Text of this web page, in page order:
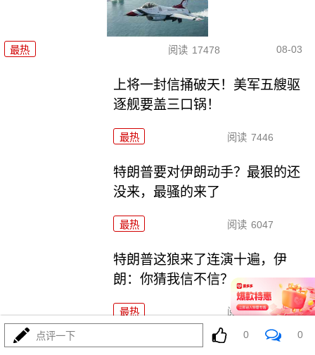
最热 阅读 17478 08-03
上将一封信捅破天！美军五艘驱
逐舰要盖三口锅！
最热 阅读 7446
特朗普要对伊朗动手？最狠的还
没来，最骚的来了
最热 阅读 6047
特朗普这狼来了连演十遍，伊
朗：你猜我信不信？
最热 阅读 5267
政治自杀！菲律宾防长，你这是在给菲律宾掘墓！
点评一下 0 0